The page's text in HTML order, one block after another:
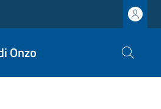
Onzo